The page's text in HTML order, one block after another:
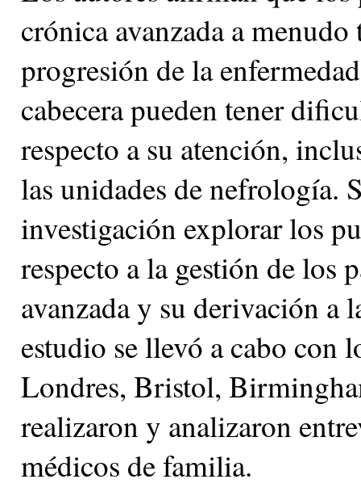
crónica avanzada a
progresión de la
cabecera pueden tener
respecto a su atención,
las unidades de nefrología.
investigación explorar los
respecto a la gestión de los
avanzada y su derivación a
estudio se llevó a cabo con
Londres, Bristol,
realizaron y analizaron
médicos de familia.